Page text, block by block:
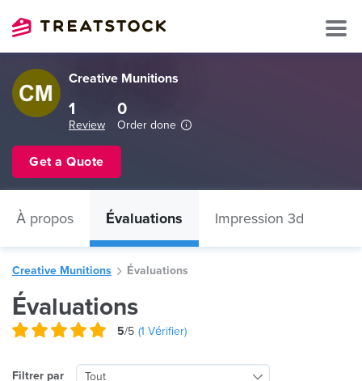
Creative Munitions
1
Review
0
Order done
Get a Quote
À propos Évaluations Impression 3d
Creative Munitions Évaluations
Évaluations
5/5 (1 Vérifier)
Filtrer par Tout